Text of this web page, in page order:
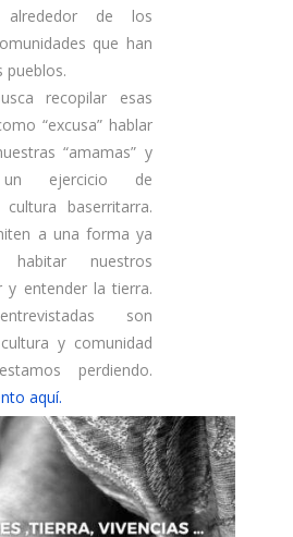
alrededor de los
que han
pueblos.
recopilar esas
“excusa” hablar
“amamas” y
un ejercicio de
baserritarra.
a una forma ya
nuestros
y entender la tierra.
son
y comunidad
perdiendo.
aquí.